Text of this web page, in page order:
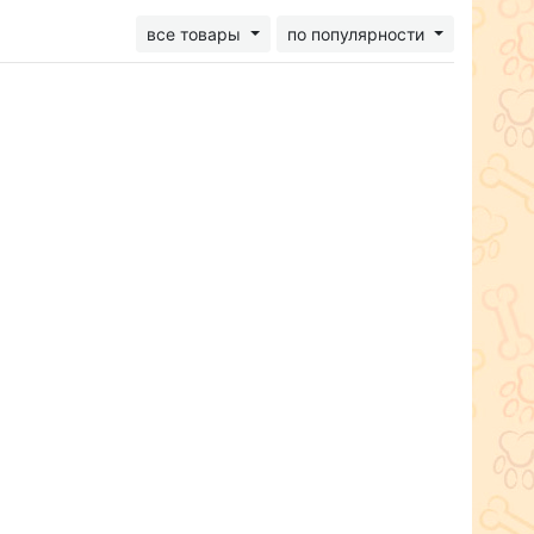
все товары по популярности